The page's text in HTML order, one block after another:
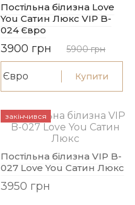
Постільна білизна Love
You Сатин Люкс VIP B-
024 Євро
3900 грн 5900 грн
Купити
закінчився
Постільна білизна VIP B-
027 Love You Сатин Люкс
3950 грн